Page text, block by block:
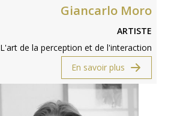
Giancarlo Moro
ARTISTE
L'art de la perception et de l'interaction
En savoir plus